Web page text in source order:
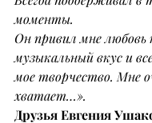
моменты.
Он привил мне любовь
музыкальный вкус и
мое творчество. Мне
хватает…».
Друзья Евгения